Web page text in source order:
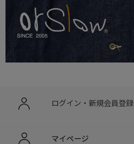
ログイン・新規会員登録
マイページ